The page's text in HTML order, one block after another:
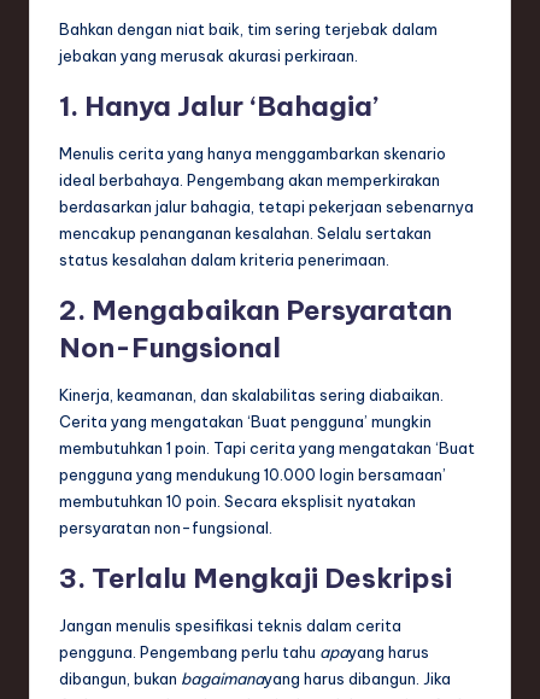
Bahkan dengan niat baik, tim sering terjebak dalam
jebakan yang merusak akurasi perkiraan.
1. Hanya Jalur ‘Bahagia’
Menulis cerita yang hanya menggambarkan skenario
ideal berbahaya. Pengembang akan memperkirakan
berdasarkan jalur bahagia, tetapi pekerjaan sebenarnya
mencakup penanganan kesalahan. Selalu sertakan
status kesalahan dalam kriteria penerimaan.
2. Mengabaikan Persyaratan
Non-Fungsional
Kinerja, keamanan, dan skalabilitas sering diabaikan.
Cerita yang mengatakan ‘Buat pengguna’ mungkin
membutuhkan 1 poin. Tapi cerita yang mengatakan ‘Buat
pengguna yang mendukung 10.000 login bersamaan’
membutuhkan 10 poin. Secara eksplisit nyatakan
persyaratan non-fungsional.
3. Terlalu Mengkaji Deskripsi
Jangan menulis spesifikasi teknis dalam cerita
pengguna. Pengembang perlu tahu apayang harus
dibangun, bukan bagaimanayang harus dibangun. Jika